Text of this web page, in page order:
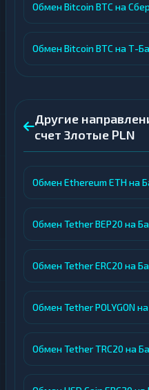
Обмен Bitcoin BTC на Сбер
Обмен Bitcoin BTC на Т-
Другие
счет Злотые PLN
Обмен Ethereum ETH на
Обмен Tether BEP20 на
Обмен Tether ERC20 на
Обмен Tether POLYGON
Обмен Tether TRC20 на